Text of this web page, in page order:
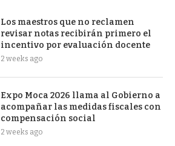
Los maestros que no reclamen
revisar notas recibirán primero el
incentivo por evaluación docente
2 weeks ago
Expo Moca 2026 llama al Gobierno a
acompañar las medidas fiscales con
compensación social
2 weeks ago